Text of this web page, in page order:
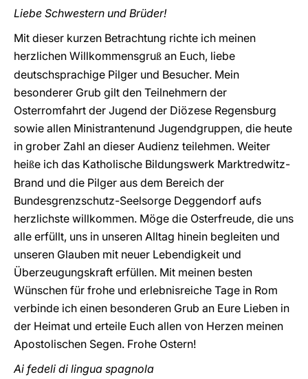
Liebe Schwestern und Brüder!
Mit dieser kurzen Betrachtung richte ich meinen
herzlichen Willkommensgruß an Euch, liebe
deutschsprachige Pilger und Besucher. Mein
besonderer Grub gilt den Teilnehmern der
Osterromfahrt der Jugend der Diözese Regensburg
sowie allen Ministrantenund Jugendgruppen, die heute
in grober Zahl an dieser Audienz teilehmen. Weiter
heiße ich das Katholische Bildungswerk Marktredwitz-
Brand und die Pilger aus dem Bereich der
Bundesgrenzschutz-Seelsorge Deggendorf aufs
herzlichste willkommen. Möge die Osterfreude, die uns
alle erfüllt, uns in unseren Alltag hinein begleiten und
unseren Glauben mit neuer Lebendigkeit und
Überzeugungskraft erfüllen. Mit meinen besten
Wünschen für frohe und erlebnisreiche Tage in Rom
verbinde ich einen besonderen Grub an Eure Lieben in
der Heimat und erteile Euch allen von Herzen meinen
Apostolischen Segen. Frohe Ostern!
Ai fedeli di lingua spagnola